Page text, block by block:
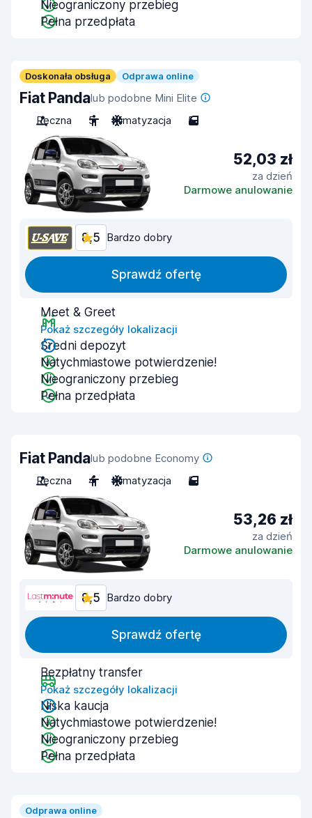
Nieograniczony przebieg
Pełna przedpłata
Doskonała obsługa Odprawa online
Fiat Pandalub podobne Mini Elite
Ręczna
5 Klimatyzacja 5
52,03 zł
za dzień
Darmowe anulowanie
8,5 Bardzo dobry
Sprawdź ofertę
Meet & Greet
Pokaż szczegóły lokalizacji
Średni depozyt
Natychmiastowe potwierdzenie!
Nieograniczony przebieg
Pełna przedpłata
Fiat Pandalub podobne Economy
Ręczna
4 Klimatyzacja 5
53,26 zł
za dzień
Darmowe anulowanie
8,5 Bardzo dobry
Sprawdź ofertę
Bezpłatny transfer
Pokaż szczegóły lokalizacji
Niska kaucja
Natychmiastowe potwierdzenie!
Nieograniczony przebieg
Pełna przedpłata
Odprawa online